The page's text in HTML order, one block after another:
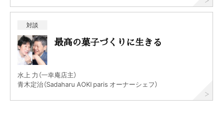
対談
最高の菓子づくりに生きる
水上 力（一幸庵店主）
青木定治（Sadaharu AOKI paris オーナーシェフ）